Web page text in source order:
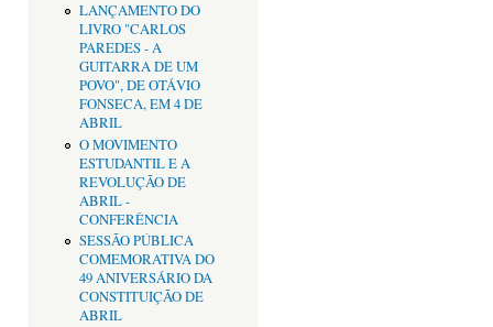
LANÇAMENTO DO
LIVRO "CARLOS
PAREDES - A
GUITARRA DE UM
POVO", DE OTÁVIO
FONSECA, EM 4 DE
ABRIL
O MOVIMENTO
ESTUDANTIL E A
REVOLUÇÃO DE
ABRIL -
CONFERÊNCIA
SESSÃO PÚBLICA
COMEMORATIVA DO
49 ANIVERSÁRIO DA
CONSTITUIÇÃO DE
ABRIL